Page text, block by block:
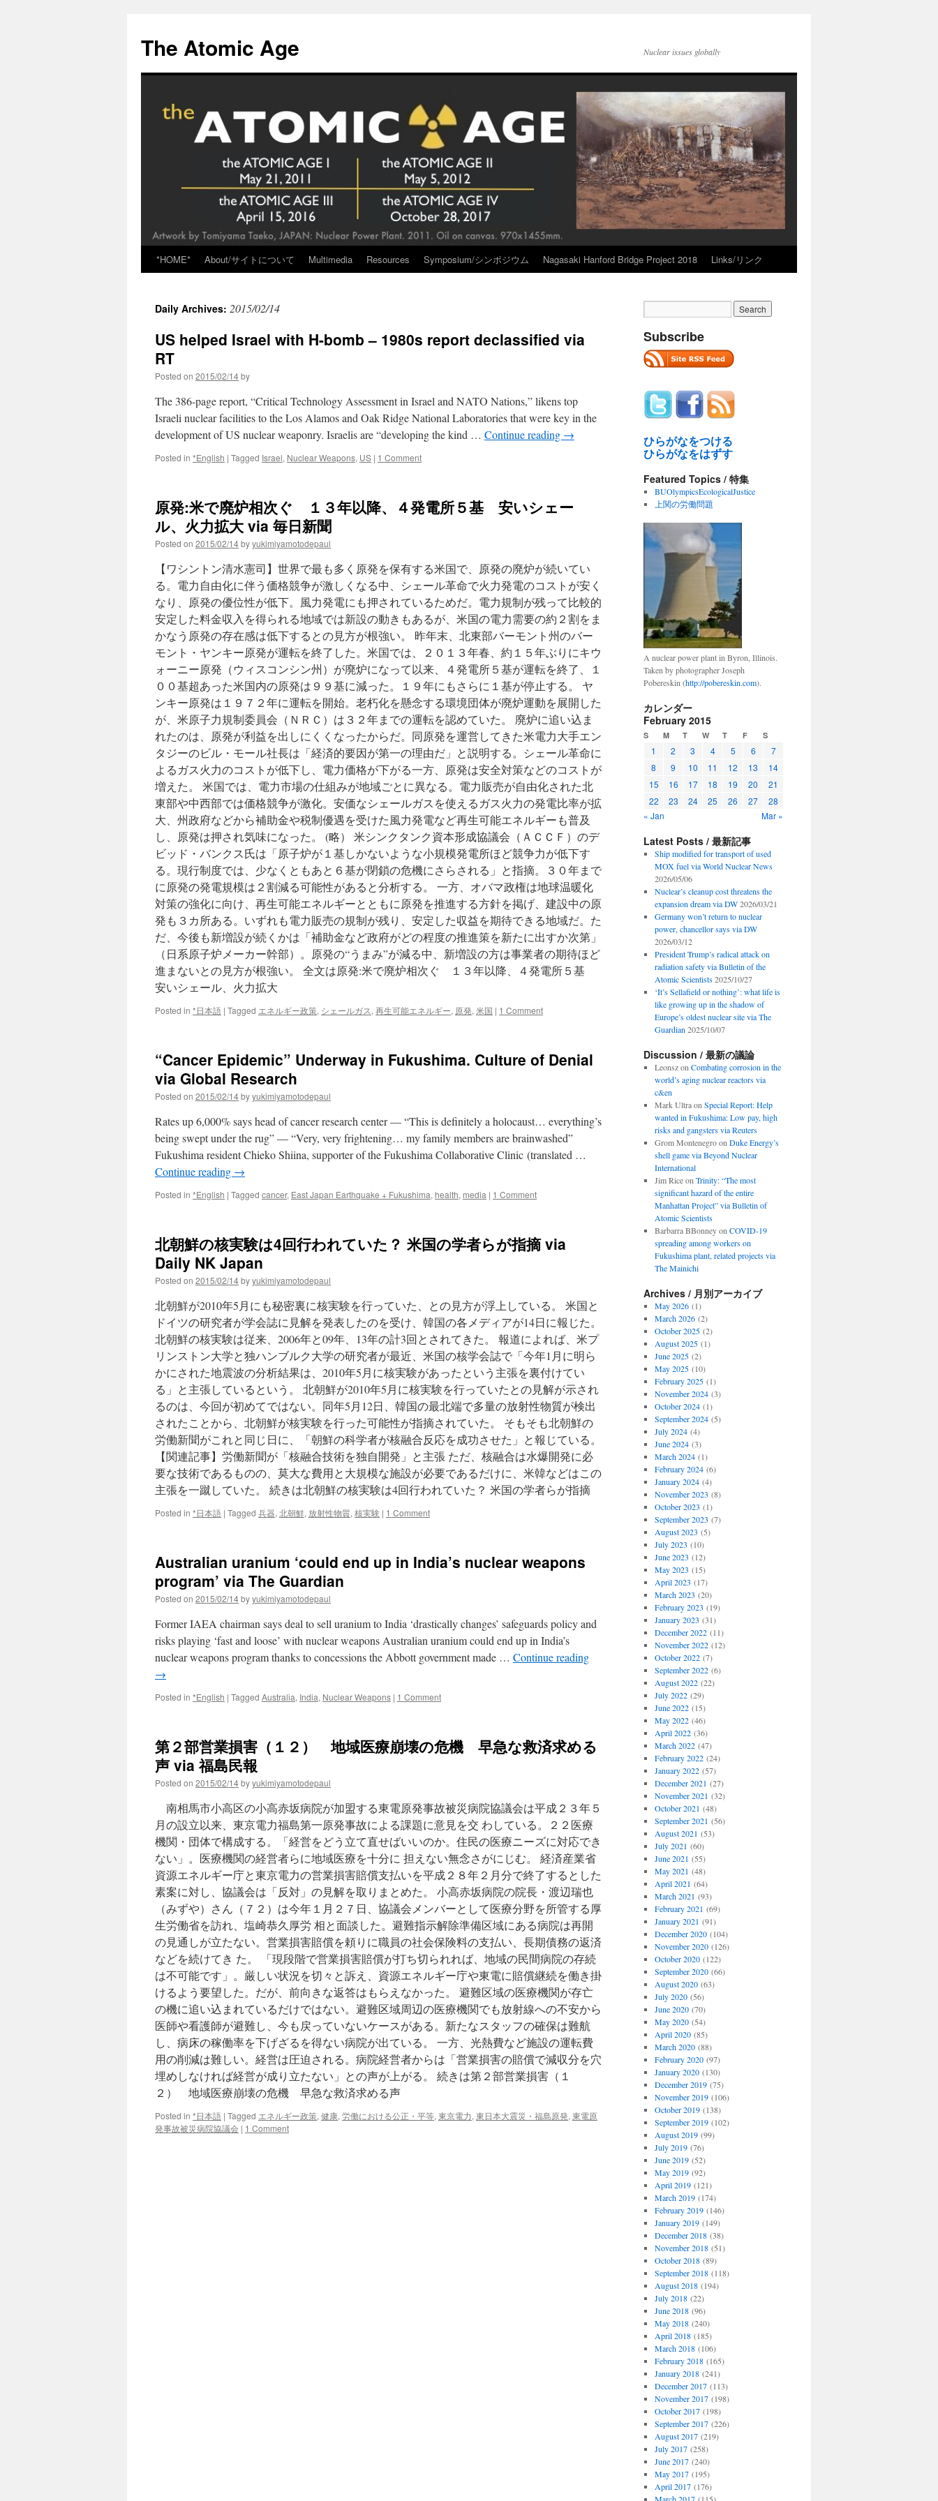
content
The Atomic Age Nuclear issues globally
*HOME* About/サイトについて Multimedia Resources Symposium/シンポジウム Nagasaki Hanford Bridge Project 2018 Links/リンク
Daily Archives: 2015/02/14
US helped Israel with H-bomb – 1980s report declassified via
RT
Posted on 2015/02/14by
The 386-page report, “Critical Technology Assessment in Israel and NATO Nations,” likens top
Israeli nuclear facilities to the Los Alamos and Oak Ridge National Laboratories that were key in the
development of US nuclear weaponry. Israelis are “developing the kind … Continue reading →
Posted in *English | Tagged Israel, Nuclear Weapons, US | 1 Comment
原発:米で廃炉相次ぐ １３年以降、４発電所５基 安いシェー
ル、火力拡大 via 毎日新聞
Posted on 2015/02/14byyukimiyamotodepaul
【ワシントン清水憲司】世界で最も多く原発を保有する米国で、原発の廃炉が続いてい
る。電力自由化に伴う価格競争が激しくなる中、シェール革命で火力発電のコストが安く
なり、原発の優位性が低下。風力発電にも押されているためだ。電力規制が残って比較的
安定した料金収入を得られる地域では新設の動きもあるが、米国の電力需要の約２割をま
かなう原発の存在感は低下するとの見方が根強い。 昨年末、北東部バーモント州のバー
モント・ヤンキー原発が運転を終了した。米国では、２０１３年春、約１５年ぶりにキウ
ォーニー原発（ウィスコンシン州）が廃炉になって以来、４発電所５基が運転を終了、１
００基超あった米国内の原発は９９基に減った。１９年にもさらに１基が停止する。 ヤ
ンキー原発は１９７２年に運転を開始。老朽化を懸念する環境団体が廃炉運動を展開した
が、米原子力規制委員会（ＮＲＣ）は３２年までの運転を認めていた。 廃炉に追い込ま
れたのは、原発が利益を出しにくくなったからだ。同原発を運営してきた米電力大手エン
タジーのビル・モール社長は「経済的要因が第一の理由だ」と説明する。シェール革命に
よるガス火力のコストが低下し、電力価格が下がる一方、原発は安全対策などのコストが
増えた。 米国では、電力市場の仕組みが地域ごとに異なる。電力販売が自由化された北
東部や中西部では価格競争が激化。安価なシェールガスを使えるガス火力の発電比率が拡
大、州政府などから補助金や税制優遇を受けた風力発電など再生可能エネルギーも普及
し、原発は押され気味になった。 (略） 米シンクタンク資本形成協議会（ＡＣＣＦ）のデ
ビッド・バンクス氏は「原子炉が１基しかないような小規模発電所ほど競争力が低下す
る。現行制度では、少なくともあと６基が閉鎖の危機にさらされる」と指摘。３０年まで
に原発の発電規模は２割減る可能性があると分析する。 一方、オバマ政権は地球温暖化
対策の強化に向け、再生可能エネルギーとともに原発を推進する方針を掲げ、建設中の原
発も３カ所ある。いずれも電力販売の規制が残り、安定した収益を期待できる地域だ。た
だ、今後も新増設が続くかは「補助金など政府がどの程度の推進策を新たに出すか次第」
（日系原子炉メーカー幹部）。原発の“うまみ”が減る中、新増設の方は事業者の期待ほど
進まないとの見方が根強い。 全文は原発:米で廃炉相次ぐ １３年以降、４発電所５基
安いシェール、火力拡大
Posted in *日本語 | Tagged エネルギー政策, シェールガス, 再生可能エネルギー, 原発, 米国 | 1 Comment
“Cancer Epidemic” Underway in Fukushima. Culture of Denial
via Global Research
Posted on 2015/02/14byyukimiyamotodepaul
Rates up 6,000% says head of cancer research center — “This is definitely a holocaust… everything’s
being swept under the rug” — “Very, very frightening… my family members are brainwashed”
Fukushima resident Chieko Shiina, supporter of the Fukushima Collaborative Clinic (translated …
Continue reading →
Posted in *English | Tagged cancer, East Japan Earthquake + Fukushima, health, media | 1 Comment
北朝鮮の核実験は4回行われていた？ 米国の学者らが指摘 via
Daily NK Japan
Posted on 2015/02/14byyukimiyamotodepaul
北朝鮮が2010年5月にも秘密裏に核実験を行っていた、との見方が浮上している。 米国と
ドイツの研究者が学会誌に見解を発表したのを受け、韓国の各メディアが14日に報じた。
北朝鮮の核実験は従来、2006年と09年、13年の計3回とされてきた。 報道によれば、米プ
リンストン大学と独ハンブルク大学の研究者が最近、米国の核学会誌で「今年1月に明ら
かにされた地震波の分析結果は、2010年5月に核実験があったという主張を裏付けてい
る」と主張しているという。 北朝鮮が2010年5月に核実験を行っていたとの見解が示され
るのは、今回が初めてではない。同年5月12日、韓国の最北端で多量の放射性物質が検出
されたことから、北朝鮮が核実験を行った可能性が指摘されていた。 そもそも北朝鮮の
労働新聞がこれと同じ日に、「朝鮮の科学者が核融合反応を成功させた」と報じている。
【関連記事】労働新聞が「核融合技術を独自開発」と主張 ただ、核融合は水爆開発に必
要な技術であるものの、莫大な費用と大規模な施設が必要であるだけに、米韓などはこの
主張を一蹴していた。 続きは北朝鮮の核実験は4回行われていた？ 米国の学者らが指摘
Posted in *日本語 | Tagged 兵器, 北朝鮮, 放射性物質, 核実験 | 1 Comment
Australian uranium ‘could end up in India’s nuclear weapons
program’ via The Guardian
Posted on 2015/02/14byyukimiyamotodepaul
Former IAEA chairman says deal to sell uranium to India ‘drastically changes’ safeguards policy and
risks playing ‘fast and loose’ with nuclear weapons Australian uranium could end up in India’s
nuclear weapons program thanks to concessions the Abbott government made … Continue reading
→
Posted in *English | Tagged Australia, India, Nuclear Weapons | 1 Comment
第２部営業損害（１２） 地域医療崩壊の危機 早急な救済求める
声 via 福島民報
Posted on 2015/02/14byyukimiyamotodepaul
南相馬市小高区の小高赤坂病院が加盟する東電原発事故被災病院協議会は平成２３年５
月の設立以来、東京電力福島第一原発事故による課題に意見を交 わしている。２２医療
機関・団体で構成する。「経営をどう立て直せばいいのか。住民の医療ニーズに対応でき
ない」。医療機関の経営者らに地域医療を十分に 担えない無念さがにじむ。 経済産業省
資源エネルギー庁と東京電力の営業損害賠償支払いを平成２８年２月分で終了するとした
素案に対し、協議会は「反対」の見解を取りまとめた。 小高赤坂病院の院長・渡辺瑞也
（みずや）さん（７２）は今年１月２７日、協議会メンバーとして医療分野を所管する厚
生労働省を訪れ、塩崎恭久厚労 相と面談した。避難指示解除準備区域にある病院は再開
の見通しが立たない。営業損害賠償を頼りに職員の社会保険料の支払い、長期債務の返済
などを続けてき た。 「現段階で営業損害賠償が打ち切られれば、地域の民間病院の存続
は不可能です」。厳しい状況を切々と訴え、資源エネルギー庁や東電に賠償継続を働き掛
けるよう要望した。だが、前向きな返答はもらえなかった。 避難区域の医療機関が存亡
の機に追い込まれているだけではない。避難区域周辺の医療機関でも放射線への不安から
医師や看護師が避難し、今も戻っていないケースがある。新たなスタッフの確保は難航
し、病床の稼働率を下げざるを得ない病院が出ている。 一方、光熱費など施設の運転費
用の削減は難しい。経営は圧迫される。病院経営者からは「営業損害の賠償で減収分を穴
埋めしなければ経営が成り立たない」との声が上がる。 続きは第２部営業損害（１
２） 地域医療崩壊の危機 早急な救済求める声
Posted in *日本語 | Tagged エネルギー政策, 健康, 労働における公正・平等, 東京電力, 東日本大震災・福島原発, 東電原
発事故被災病院協議会 | 1 Comment
Subscribe
ひらがなをつける
ひらがなをはずす
Featured Topics / 特集
BUOlympicsEcologicalJustice
上関の労働問題
A nuclear power plant in Byron, Illinois.
Taken by photographer Joseph
Pobereskin (http://pobereskin.com).
カレンダー
February 2015
S M T W T F S
1 2 3 4 5 6
7
8
9 10 11 12 13
14
15
16 17 18 19 20
21
22
23 24 25 26 27
28
« Jan
Mar »
Latest Posts / 最新記事
Ship modified for transport of used
MOX fuel via World Nuclear News
2026/05/06
Nuclear’s cleanup cost threatens the
expansion dream via DW 2026/03/21
Germany won’t return to nuclear
power, chancellor says via DW
2026/03/12
President Trump’s radical attack on
radiation safety via Bulletin of the
Atomic Scientists 2025/10/27
‘It’s Sellafield or nothing’: what life is
like growing up in the shadow of
Europe’s oldest nuclear site via The
Guardian 2025/10/07
Discussion / 最新の議論
Leonszon Combating corrosion in the
world’s aging nuclear reactors via
c&en
Mark Ultraon Special Report: Help
wanted in Fukushima: Low pay, high
risks and gangsters via Reuters
Grom Montenegroon Duke Energy’s
shell game via Beyond Nuclear
International
Jim Riceon Trinity: “The most
significant hazard of the entire
Manhattan Project” via Bulletin of
Atomic Scientists
Barbarra BBonneyon COVID-19
spreading among workers on
Fukushima plant, related projects via
The Mainichi
Archives / 月別アーカイブ
May 2026(1)
March 2026(2)
October 2025(2)
August 2025(1)
June 2025(2)
May 2025(10)
February 2025(1)
November 2024(3)
October 2024(1)
September 2024(5)
July 2024(4)
June 2024(3)
March 2024(1)
February 2024(6)
January 2024(4)
November 2023 (8)
October 2023 (1)
September 2023 (7)
August 2023 (5)
July 2023 (10)
June 2023 (12)
May 2023 (15)
April 2023 (17)
March 2023 (20)
February 2023 (19)
January 2023 (31)
December 2022(11)
November 2022(12)
October 2022(7)
September 2022(6)
August 2022(22)
July 2022(29)
June 2022(15)
May 2022(46)
April 2022(36)
March 2022(47)
February 2022(24)
January 2022(57)
December 2021 (27)
November 2021 (32)
October 2021 (48)
September 2021 (56)
August 2021 (53)
July 2021 (60)
June 2021 (55)
May 2021 (48)
April 2021 (64)
March 2021 (93)
February 2021 (69)
January 2021 (91)
December 2020(104)
November 2020(126)
October 2020(122)
September 2020(66)
August 2020(63)
July 2020(56)
June 2020(70)
May 2020(54)
April 2020(85)
March 2020(88)
February 2020(97)
January 2020(130)
December 2019(75)
November 2019(106)
October 2019(138)
September 2019(102)
August 2019(99)
July 2019(76)
June 2019(52)
May 2019(92)
April 2019(121)
March 2019(174)
February 2019(146)
January 2019(149)
December 2018(38)
November 2018(51)
October 2018(89)
September 2018(118)
August 2018(194)
July 2018(22)
June 2018(96)
May 2018(240)
April 2018(185)
March 2018(106)
February 2018(165)
January 2018(241)
December 2017(113)
November 2017(198)
October 2017(198)
September 2017(226)
August 2017(219)
July 2017(258)
June 2017(240)
May 2017(195)
April 2017(176)